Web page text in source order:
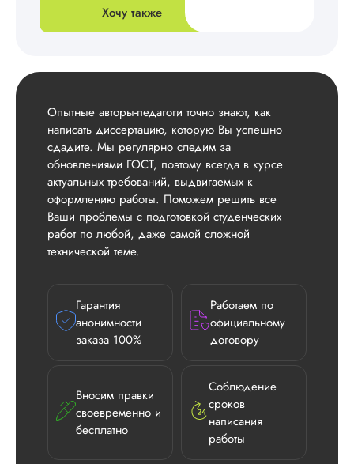
Хочу также
Опытные авторы-педагоги точно знают, как
написать диссертацию, которую Вы успешно
сдадите. Мы регулярно следим за
обновлениями ГОСТ, поэтому всегда в курсе
актуальных требований, выдвигаемых к
оформлению работы. Поможем решить все
Ваши проблемы с подготовкой студенческих
работ по любой, даже самой сложной
технической теме.
Гарантия
анонимности
заказа 100%
Работаем по
официальному
договору
Вносим правки
своевременно и
бесплатно
Соблюдение
сроков
написания
работы